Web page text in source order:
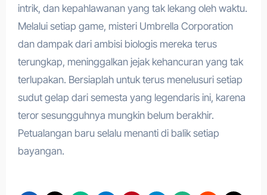
intrik, dan kepahlawanan yang tak lekang oleh waktu.
Melalui setiap game, misteri Umbrella Corporation
dan dampak dari ambisi biologis mereka terus
terungkap, meninggalkan jejak kehancuran yang tak
terlupakan. Bersiaplah untuk terus menelusuri setiap
sudut gelap dari semesta yang legendaris ini, karena
teror sesungguhnya mungkin belum berakhir.
Petualangan baru selalu menanti di balik setiap
bayangan.